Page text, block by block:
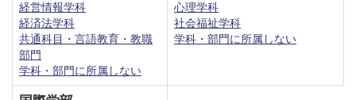
経営情報学科
経済法学科
共通科目・言語教育・教職
部門
学科・部門に所属しない
心理学科
社会福祉学科
学科・部門に所属しない